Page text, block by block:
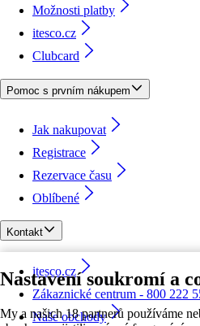
Nastavení soukromí a
My a našich 18 partnerů používáme
Možnosti platby
itesco.cz
Clubcard
Pomoc s prvním nákupem
Jak nakupovat
Registrace
Rezervace času
Oblíbené
Kontakt
itesco.cz
Zákaznické centrum - 800 222
Naše obchody